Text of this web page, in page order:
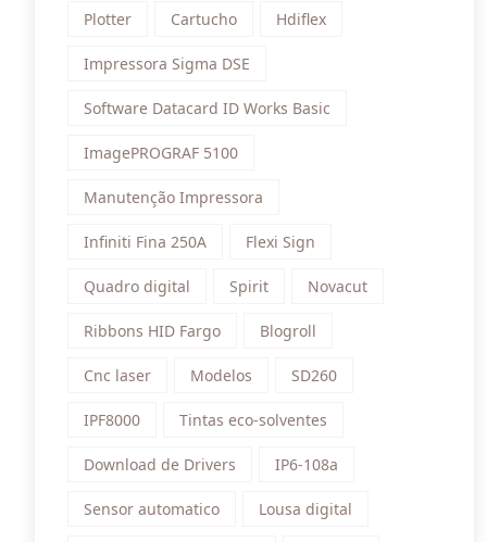
Plotter Cartucho Hdiflex
Impressora Sigma DSE
Software Datacard ID Works Basic
ImagePROGRAF 5100
Manutenção Impressora
Infiniti Fina 250A Flexi Sign
Quadro digital Spirit Novacut
Ribbons HID Fargo Blogroll
Cnc laser Modelos SD260
IPF8000 Tintas eco-solventes
Download de Drivers IP6-108a
Sensor automatico Lousa digital